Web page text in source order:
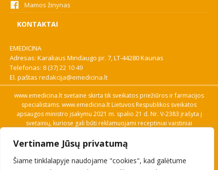
Vertiname Jūsų privatumą
Šiame tinklalapyje naudojame "cookies", kad galėtume
Mamos žinynas
KONTAKTAI
EMEDICINA
Adresas: Karaliaus Mindaugo pr. 7, LT-44280 Kaunas
Telefonas: 8 (37) 22 10 49
El. paštas redakcija@emedicina.lt
www.emedicina.lt svetainė skirta tik sveikatos priežiūros ir farmacijos
specialistams. www.emedicina.lt Lietuvos Respublikos sveikatos
apsaugos ministro įsakymu 2021 m. spalio 21 d. Nr. V-2383 įrašyta į
svetainių, kuriose gali būti reklamuojami receptiniai vaistiniai
savo profesinę kvalifikaciją. Naudingos nuorodos: Vaistų ir medicinos
pagalbos priemonių kainų paieška, VVKT tinklalapis, Sveikatos
priežiūros ar farmacijos specialisto pranešimo apie įtariamą